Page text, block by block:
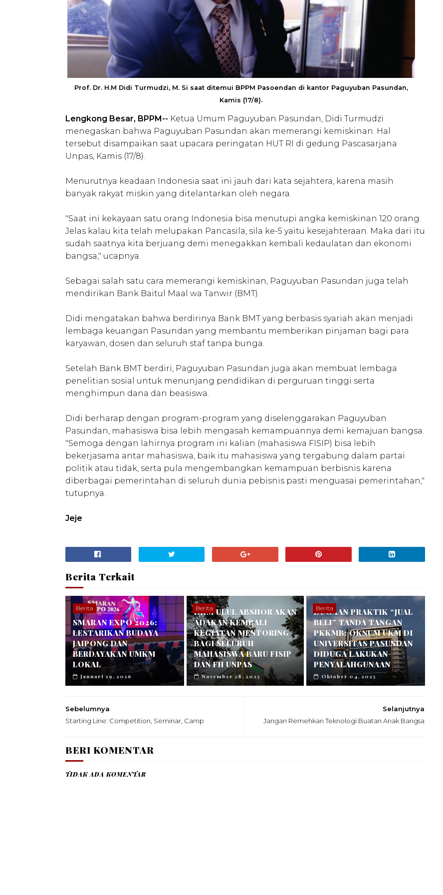
Prof. Dr. H.M Didi Turmudzi, M. Si saat ditemui BPPM Pasoendan di kantor Paguyuban Pasundan,
Kamis (17/8).
Lengkong Besar, BPPM-- Ketua Umum Paguyuban Pasundan, Didi Turmudzi
menegaskan bahwa Paguyuban Pasundan akan memerangi kemiskinan. Hal
tersebut disampaikan saat upacara peringatan HUT RI di gedung Pascasarjana
Unpas, Kamis (17/8).
Menurutnya keadaan Indonesia saat ini jauh dari kata sejahtera, karena masih
banyak rakyat miskin yang ditelantarkan oleh negara.
"Saat ini kekayaan satu orang Indonesia bisa menutupi angka kemiskinan 120 orang.
Jelas kalau kita telah melupakan Pancasila, sila ke-5 yaitu kesejahteraan. Maka dari itu
sudah saatnya kita berjuang demi menegakkan kembali kedaulatan dan ekonomi
bangsa," ucapnya.
Sebagai salah satu cara memerangi kemiskinan, Paguyuban Pasundan juga telah
mendirikan Bank Baitul Maal wa Tanwir (BMT).
Didi mengatakan bahwa berdirinya Bank BMT yang berbasis syariah akan menjadi
lembaga keuangan Pasundan yang membantu memberikan pinjaman bagi para
karyawan, dosen dan seluruh staf tanpa bunga.
Setelah Bank BMT berdiri, Paguyuban Pasundan juga akan membuat lembaga
penelitian sosial untuk menunjang pendidikan di perguruan tinggi serta
menghimpun dana dan beasiswa.
Didi berharap dengan program-program yang diselenggarakan Paguyuban
Pasundan, mahasiswa bisa lebih mengasah kemampuannya demi kemajuan bangsa.
"Semoga dengan lahirnya program ini kalian (mahasiswa FISIP) bisa lebih
bekerjasama antar mahasiswa, baik itu mahasiswa yang tergabung dalam partai
politik atau tidak, serta pula mengembangkan kemampuan berbisnis karena
diberbagai pemerintahan di seluruh dunia pebisnis pasti menguasai pemerintahan,"
tutupnya.
Jeje
Berita Terkait
Berita
SMARAN EXPO 2026:
LESTARIKAN BUDAYA
JAIPONG DAN
BERDAYAKAN UMKM
LOKAL
Januari 29, 2026
Berita
DKM ULUL ABSHOR AKAN
ADAKAN KEMBALI
KEGIATAN MENTORING
BAGI SELURUH
MAHASISWA BARU FISIP
DAN FH UNPAS
November 28, 2025
Berita
DUGAAN PRAKTIK “JUAL
BELI” TANDA TANGAN
PKKMB: OKNUM UKM DI
UNIVERSITAS PASUNDAN
DIDUGA LAKUKAN
PENYALAHGUNAAN
Oktober 04, 2025
Selanjutnya
Jangan Remehkan Teknologi Buatan Anak Bangsa
Sebelumnya
Starting Line: Competition, Seminar, Camp
BERI KOMENTAR
TIDAK ADA KOMENTAR